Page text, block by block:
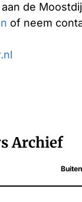
de
of neem
Archief